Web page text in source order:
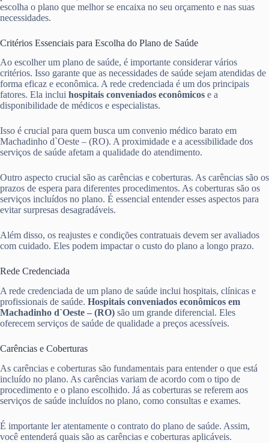
escolha o plano que melhor se encaixa no seu orçamento e nas suas
necessidades.
Critérios Essenciais para Escolha do Plano de Saúde
Ao escolher um plano de saúde, é importante considerar vários
critérios. Isso garante que as necessidades de saúde sejam atendidas de
forma eficaz e econômica. A rede credenciada é um dos principais
fatores. Ela inclui hospitais conveniados econômicos e a
disponibilidade de médicos e especialistas.
Isso é crucial para quem busca um convenio médico barato em
Machadinho d`Oeste – (RO). A proximidade e a acessibilidade dos
serviços de saúde afetam a qualidade do atendimento.
Outro aspecto crucial são as carências e coberturas. As carências são os
prazos de espera para diferentes procedimentos. As coberturas são os
serviços incluídos no plano. É essencial entender esses aspectos para
evitar surpresas desagradáveis.
Além disso, os reajustes e condições contratuais devem ser avaliados
com cuidado. Eles podem impactar o custo do plano a longo prazo.
Rede Credenciada
A rede credenciada de um plano de saúde inclui hospitais, clínicas e
profissionais de saúde. Hospitais conveniados econômicos em
Machadinho d`Oeste – (RO) são um grande diferencial. Eles
oferecem serviços de saúde de qualidade a preços acessíveis.
Carências e Coberturas
As carências e coberturas são fundamentais para entender o que está
incluído no plano. As carências variam de acordo com o tipo de
procedimento e o plano escolhido. Já as coberturas se referem aos
serviços de saúde incluídos no plano, como consultas e exames.
É importante ler atentamente o contrato do plano de saúde. Assim,
você entenderá quais são as carências e coberturas aplicáveis.